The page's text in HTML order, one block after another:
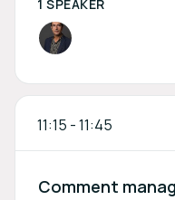
1 SPEAKER
11:15 -11:45
Comment